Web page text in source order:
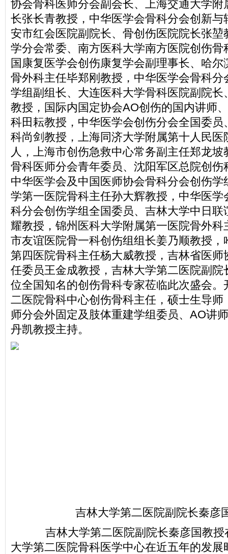
协会骨科医师分会副会长、上海交通大学附
长张长青教授，中华医学会骨科分会创新
安市红会医院副院长、骨创伤医院院长张堃
学分会常委、南方医科大学南方医院创伤骨
国康复医学会创伤康复学会副理事长、哈
骨外科主任毕郑刚教授，中华医学会骨科分
学组副组长、大连医科大学骨科医院副院长
教授，国际内国定协会AO创伤的国内讲师
科田耘教授，中华医学会创伤分会全国委员
科尚剑教授，上海同济大学附属第十人民医
人，上海市创伤急救中心常务副主任郑龙
骨科医师分会青年委员、沈阳军区总院创伤
中华医学会及中国医师协会骨科分会创伤
学第一医院骨科主任孙大辉教授，中华医学
科分会创伤学组全国委员、吉林大学中日联
耀教授，锦州医科大学附属第一医院骨外
市友谊医院骨一科创伤组组长姜乃顺教授，
第四医院骨科主任杨大威教授，吉林省医师
任委员王金成教授，吉林大学第二医院副院
位全国知名的创伤骨科专家莅临此次盛会。
二医院骨科中心创伤骨科主任，硕士生导师
师分会外固定及肢体重建学组委员、AO讲
丹凯教授主持。
吉林大学第二医院副院长秦彦
吉林大学第二医院副院长秦彦国教授
大学第二医院骨科医学中心在近五年的发